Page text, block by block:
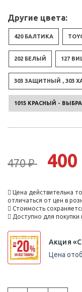
Другие цвета:
420 БАЛТИКА
202 БЕЛЫЙ 127
303 ЗАЩИТНЫЙ , 303
1015 КРАСНЫЙ -
470 ₽ 400
Цена действительна
отличаться от цен в
Стоимость
Доступно для
Акция
Цена